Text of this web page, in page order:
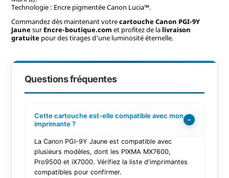
Technologie : Encre pigmentée Canon Lucia™.
Commandez dès maintenant votrecartouche Canon PGI-9Y
JaunesurEncre-boutique.com et profitez de la livraison
gratuitepour des tirages d'une luminosité éternelle.
Questions fréquentes
Cette cartouche est-elle compatible avec mon
imprimante ?
−
La Canon PGI-9Y Jaune est compatible avec
plusieurs modèles, dont les PIXMA MX7600,
Pro9500 et iX7000. Vérifiez la liste d'imprimantes
compatibles pour confirmer.